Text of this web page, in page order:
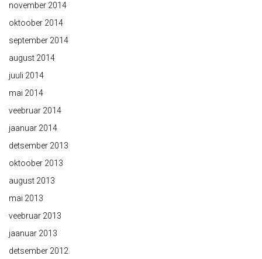
november 2014
oktoober 2014
september 2014
august 2014
juuli 2014
mai 2014
veebruar 2014
jaanuar 2014
detsember 2013
oktoober 2013
august 2013
mai 2013
veebruar 2013
jaanuar 2013
detsember 2012